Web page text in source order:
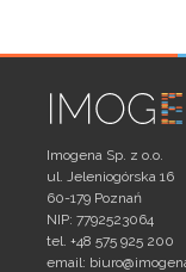
Imogena Sp. z o.o.
ul. Jeleniogórska 16
60-179 Poznań
NIP: 7792523064
tel. +48 575 925 200
email: